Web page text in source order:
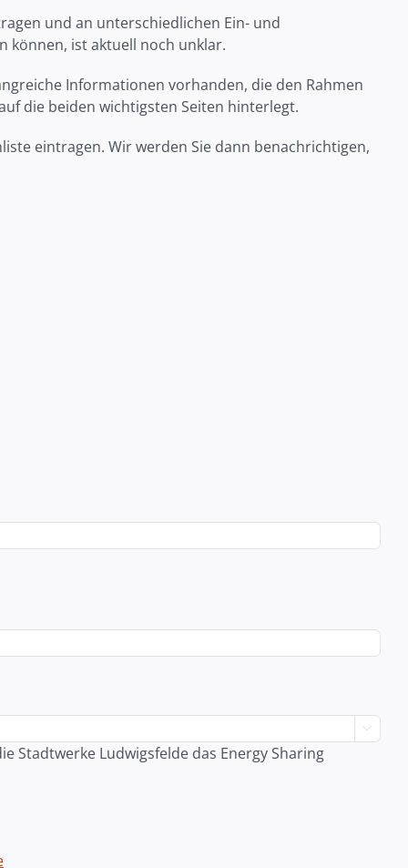
und an unterschiedlichen Ein- und
können, ist aktuell noch unklar.
Informationen vorhanden, die den Rahmen
die beiden wichtigsten Seiten hinterlegt.
eintragen. Wir werden Sie dann benachrichtigen,

Stadtwerke Ludwigsfelde das Energy Sharing